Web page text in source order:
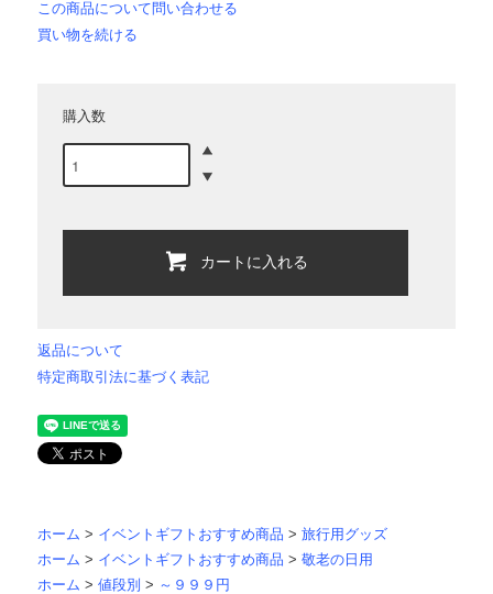
この商品について問い合わせる
買い物を続ける
購入数
カートに入れる
返品について
特定商取引法に基づく表記
ホーム > イベントギフトおすすめ商品 > 旅行用グッズ
ホーム > イベントギフトおすすめ商品 > 敬老の日用
ホーム > 値段別 > ～９９９円